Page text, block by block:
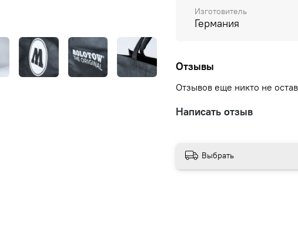
Изготовитель
Германия
Отзывы
Отзывов еще никто не
Написать отзыв
Выбрать